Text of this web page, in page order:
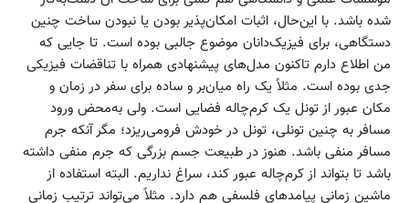
شده باشد. با این‌حال، اثبات امکان‌پذیر بودن یا نبودن ساخت چنین
دستگاهی، برای فیزیک‌دانان موضوع جالبی بوده است. تا جایی که
من اطلاع دارم تاکنون مدل‌های پیشنهادی همراه با تناقضات فیزیکی
جدی بوده است. مثلاً یک راه میان‌بر و ساده برای سفر در زمان و
مکان عبور از تونل یک کرم‌چاله فضایی است. ولی به‌محض ورود
مسافر به چنین تونلی، تونل در خودش فرومی‌ریزد؛ مگر آنکه جرم
مسافر منفی باشد. هنوز در طبیعت جسم بزرگی که جرم منفی داشته
باشد تا بتواند از کرم‌چاله عبور کند، سراغ نداریم. البته استفاده از
ماشین زمانی پیامدهای فلسفی هم دارد. مثلاً می‌تواند ترتیب زمانی